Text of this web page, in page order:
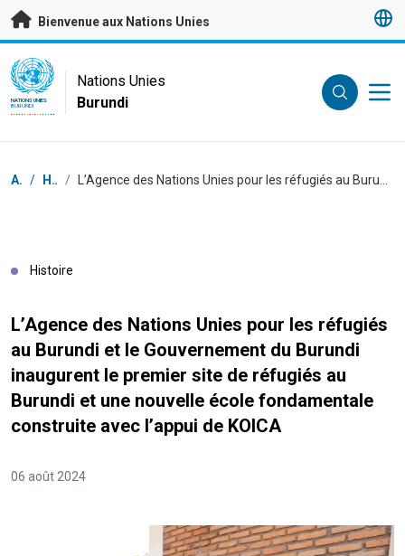
Passer au contenu principal
Bienvenue aux Nations Unies
UN Logo
NATIONS UNIES
BURUNDI
Nations Unies
Burundi
Fil d'Ariane
Accueil / Histoires /
Histoire
L’Agence des Nations Unies pour les réfugiés
au Burundi et le Gouvernement du Burundi
inaugurent le premier site de réfugiés au
Burundi et une nouvelle école fondamentale
construite avec l’appui de KOICA
06 août 2024